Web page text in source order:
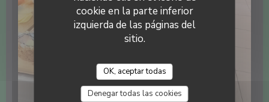
cookie en la parte inferior
izquierda de las páginas del
sitio.
OK, aceptar todas
Denegar todas las cookies